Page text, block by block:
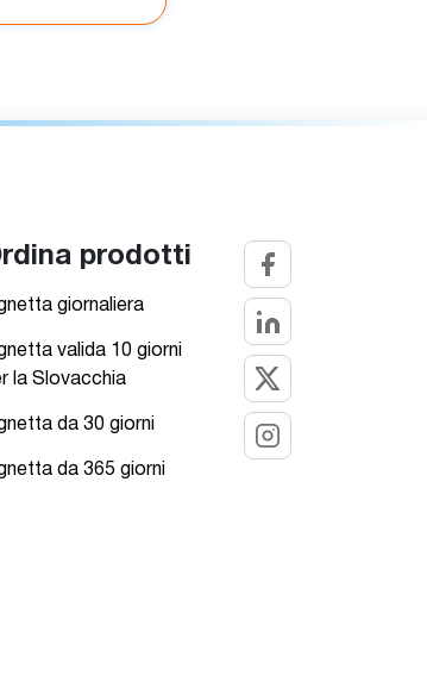
prodotti
giornaliera
valida 10 giorni
la Slovacchia
da 30 giorni
da 365 giorni